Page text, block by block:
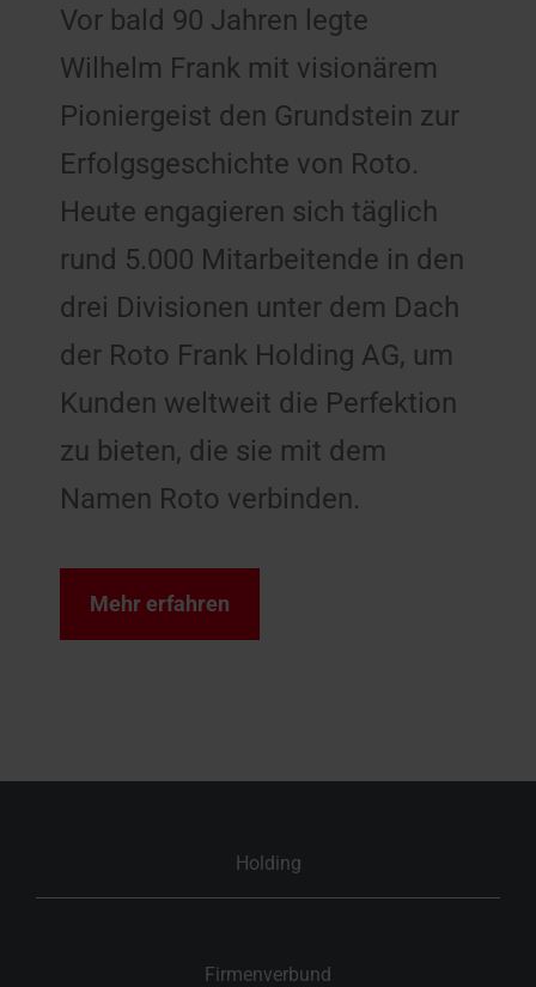
Vor bald 90 Jahren legte
Wilhelm Frank mit visionärem
Pioniergeist den Grundstein zur
Erfolgsgeschichte von Roto.
Heute engagieren sich täglich
rund 5.000 Mitarbeitende in den
drei Divisionen unter dem Dach
der Roto Frank Holding AG, um
Kunden weltweit die Perfektion
zu bieten, die sie mit dem
Namen Roto verbinden.
Mehr erfahren
Holding
Firmenverbund